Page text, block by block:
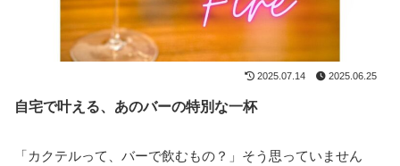
2025.07.14 2025.06.25
自宅で叶える、あのバーの特別な一杯
「カクテルって、バーで飲むもの？」そう思っていません